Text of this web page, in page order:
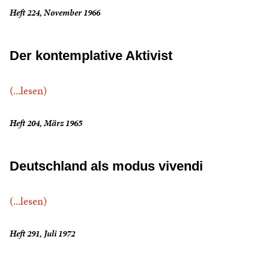
Heft 224, November 1966
Der kontemplative Aktivist
(...lesen)
Heft 204, März 1965
Deutschland als modus vivendi
(...lesen)
Heft 291, Juli 1972